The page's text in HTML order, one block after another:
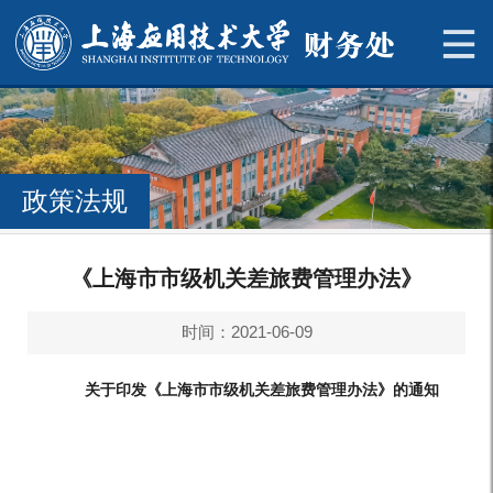
政策法规
《上海市市级机关差旅费管理办法》
时间：2021-06-09
关于印发《上海市市级机关差旅费管理办法》的通知